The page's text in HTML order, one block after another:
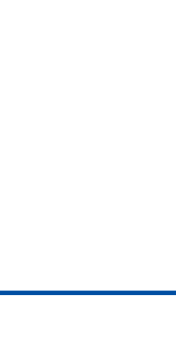
ちの未来をつなぐ